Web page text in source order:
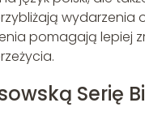
wydarzenia
pomagają lepiej
Serię